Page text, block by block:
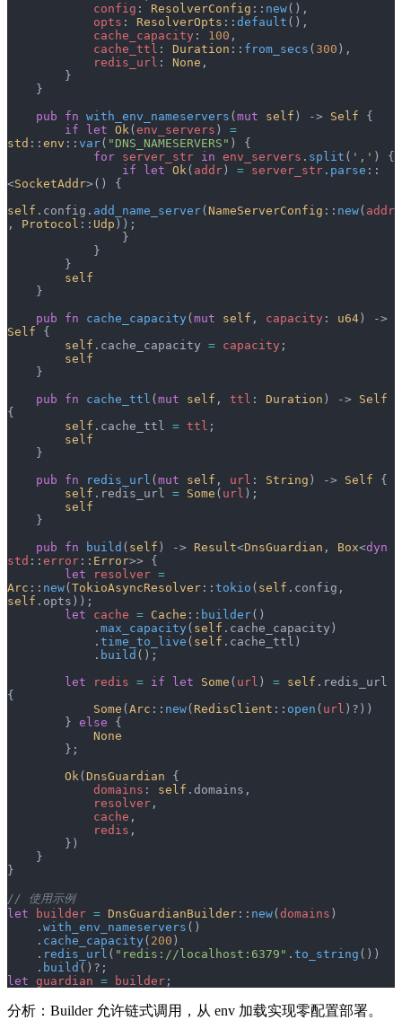
            config
: ResolverConfig :: new(),
            opts
: ResolverOpts :: default (),
            cache_capacity
: 100 ,
            cache_ttl
: Duration :: from_secs ( 300 ),
            redis_url
: None ,
        }
    }
    pub
fn with_env_nameservers ( mut self ) -> Self {
        if
let Ok ( env_servers ) =
std :: env :: var( "DNS_NAMESERVERS" ) {
            for
server_str in env_servers . split ( ',' ) {
                if
let Ok ( addr ) = server_str . parse ::
<SocketAddr>() {
self .config. add_name_server( NameServerConfig :: new( addr
, Protocol :: Udp ));
                }
            }
        }
        self
    }
    pub
fn cache_capacity ( mut self , capacity : u64
Self {
        self
.cache_capacity = capacity ;
        self
    }
    pub
fn cache_ttl ( mut self , ttl : Duration ) -> Self
{
        self
.cache_ttl = ttl ;
        self
    }
    pub
fn redis_url ( mut self , url : String ) -> Self {
        self
.redis_url = Some ( url );
        self
    }
    pub
fn build ( self ) -> Result<DnsGuardian , Box<dyn
std :: error :: Error>> {
        let
resolver =
Arc :: new( TokioAsyncResolver :: tokio ( self
self .opts));
        let
cache = Cache :: builder()
            .
max_capacity ( self .cache_capacity)
            .
time_to_live ( self .cache_ttl)
            .
build ();
        let
redis = if let Some ( url ) = self .redis_url
{
            Some
( Arc :: new( RedisClient :: open ( url )?))
        }
else {
            None
        };
        Ok
( DnsGuardian {
            domains
: self .domains,
            resolver
,
            cache
,
            redis
,
        })
    }
}
// 使用示例
let builder = DnsGuardianBuilder :: new( domains )
    .
with_env_nameservers ()
    .
cache_capacity ( 200 )
    .
redis_url ( "redis://localhost:6379" . to_string ())
    .
build ()?;
let guardian = builder ;
分析：Builder 允许链式调用，从 env 加载实现零配置部署。